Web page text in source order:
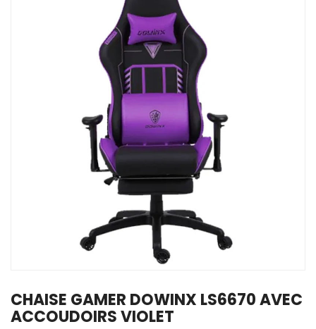
CHAISE GAMER DOWINX LS6670 AVEC
ACCOUDOIRS VIOLET